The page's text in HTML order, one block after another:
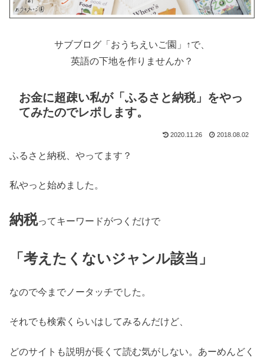
サブブログ「おうちえいご園」↑で、
英語の下地を作りませんか？
お金に超疎い私が「ふるさと納税」をやっ
てみたのでレポします。
2020.11.26 2018.08.02
ふるさと納税、やってます？
私やっと始めました。
納税ってキーワードがつくだけで
「考えたくないジャンル該当」
なので今までノータッチでした。
それでも検索くらいはしてみるんだけど、
どのサイトも説明が長くて読む気がしない。あーめんどく